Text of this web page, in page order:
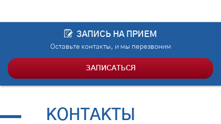
ЗАПИСЬ НА ПРИЕМ
Оставьте контакты, и мы перезвоним
ЗАПИСАТЬСЯ
КОНТАКТЫ